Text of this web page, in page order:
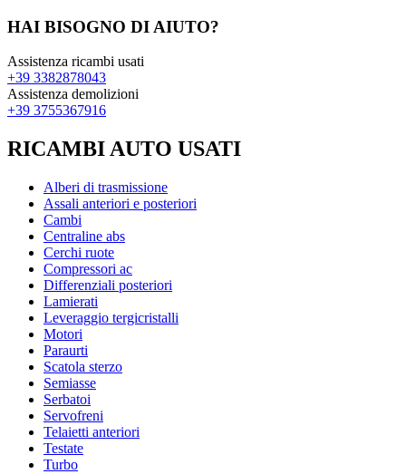
HAI BISOGNO DI AIUTO?
Assistenza ricambi usati
+39 3382878043
Assistenza demolizioni
+39 3755367916
RICAMBI AUTO USATI
Alberi di trasmissione
Assali anteriori e posteriori
Cambi
Centraline abs
Cerchi ruote
Compressori ac
Differenziali posteriori
Lamierati
Leveraggio tergicristalli
Motori
Paraurti
Scatola sterzo
Semiasse
Serbatoi
Servofreni
Telaietti anteriori
Testate
Turbo